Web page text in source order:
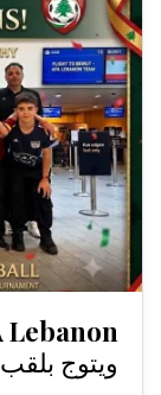
ويتوج بلقب Dana Cup العالمية